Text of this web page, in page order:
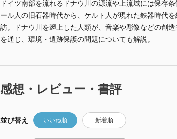
ドイツ南部を流れるドナウ川の源流や上流域には保存
ール人の旧石器時代から、ケルト人が現れた鉄器時代
訪。ドナウ川を遡上した人類が、音楽や彫像などの創
を通じ、環境・遺跡保護の問題についても解説。
感想・レビュー・書評
並び替え いいね順 新着順